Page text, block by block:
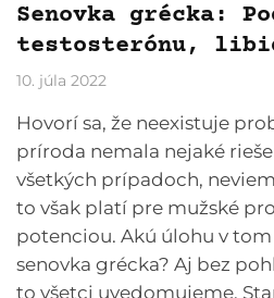
Senovka grécka:
testosterónu,
10. júla 2022
Hovorí sa, že neexistuje
príroda nemala nejaké
všetkých prípadoch,
to však platí pre mužské
potenciou. Akú úlohu v
senovka grécka? Aj bez
to všetci uvedomujeme.